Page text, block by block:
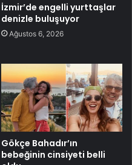
İzmir’de engelli yurttaşlar
denizle buluşuyor
Ağustos 6, 2026
Gökçe Bahadır’ın
bebeğinin cinsiyeti belli